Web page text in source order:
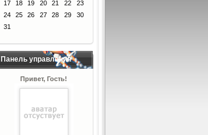
17
18 19 20 21 22
23
24
25 26 27 28 29
30
31
Панель управления
Привет, Гость!